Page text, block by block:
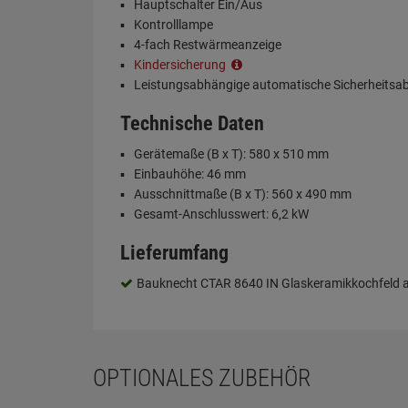
Hauptschalter Ein/Aus
Kontrolllampe
4-fach Restwärmeanzeige
Kindersicherung
Leistungsabhängige automatische
Technische Daten
Gerätemaße (B x T): 580 x 510 mm
Einbauhöhe: 46 mm
Ausschnittmaße (B x T): 560 x 490 mm
Gesamt-Anschlusswert: 6,2 kW
Lieferumfang
Bauknecht CTAR 8640 IN Glaskeramikkochfeld
OPTIONALES ZUBEHÖR